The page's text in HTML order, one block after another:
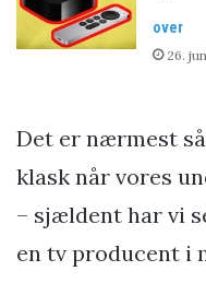
over
26.
Det er nærmest
klask når vores
– sjældent har vi
en tv producent i